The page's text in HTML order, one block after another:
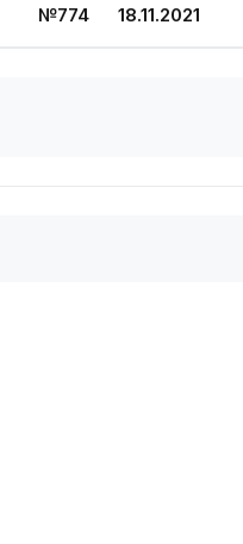
№774 18.11.2021